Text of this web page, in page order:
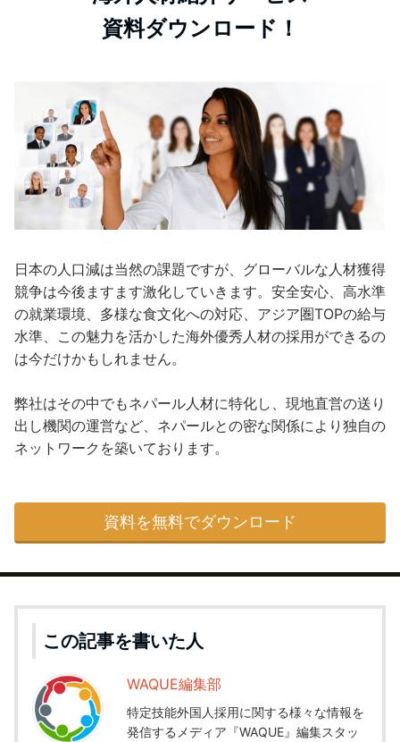
資料ダウンロード！
日本の人口減は当然の課題ですが、グローバルな人材獲得
競争は今後ますます激化していきます。安全安心、高水準
の就業環境、多様な食文化への対応、アジア圏TOPの給与
水準、この魅力を活かした海外優秀人材の採用ができるの
は今だけかもしれません。
弊社はその中でもネパール人材に特化し、現地直営の送り
出し機関の運営など、ネパールとの密な関係により独自の
ネットワークを築いております。
資料を無料でダウンロード
この記事を書いた人
WAQUE編集部
特定技能外国人採用に関する様々な情報を
発信するメディア『WAQUE』編集スタッ